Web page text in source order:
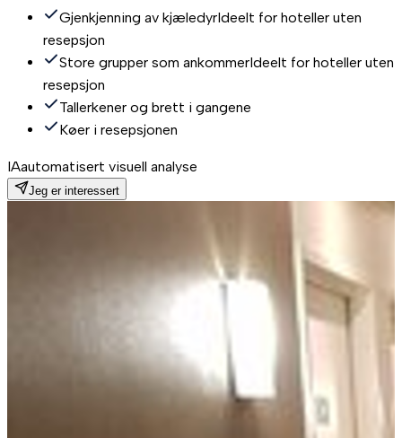
Gjenkjenning av kjæledyrIdeelt for hoteller uten
resepsjon
Store grupper som ankommerIdeelt for hoteller uten
resepsjon
Tallerkener og brett i gangene
Køer i resepsjonen
IAautomatisert visuell analyse
Jeg er interessert